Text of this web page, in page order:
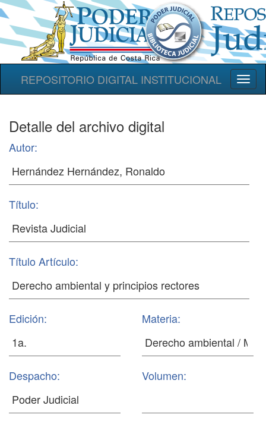
REPOSITORIO DIGITAL INSTITUCIONAL
Detalle del archivo digital
Autor:
Título:
Título Artículo:
Edición: Materia:
Despacho: Volumen: